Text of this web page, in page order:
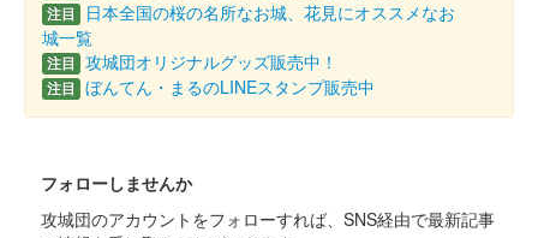
安中城 御城印 絵図 井伊家版
2024年6月15、16日に開催された群馬戦国御城印サミットで先行
販売された後、9月14日より現地にて販売。
安中城 御城印 板倉氏夏限定版
注目
日本全国の桜の名所なお城、花見にオススメなお
城一覧
注目 攻城団オリジナルグッズ販売中！
注目 ぼんてん・まるのLINEスタンプ販売中
フォローしませんか
攻城団のアカウントをフォローすれば、SNS経由で最新記事